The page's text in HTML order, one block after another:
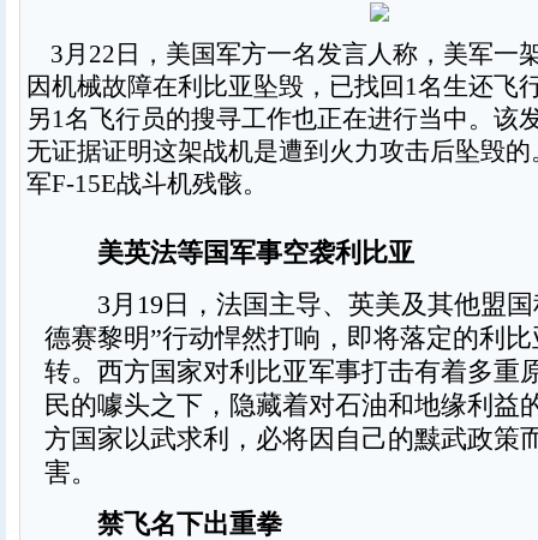
3月22日，美国军方一名发言人称，美军一
因机械故障在利比亚坠毁，已找回1名生还飞
另1名飞行员的搜寻工作也正在进行当中。该
无证据证明这架战机是遭到火力攻击后坠毁
军F-15E战斗机残骸。
美英法等国军事空袭利比亚
3月19日，法国主导、英美及其他盟国
德赛黎明”行动悍然打响，即将落定的利
转。西方国家对利比亚军事打击有着多重
民的噱头之下，隐藏着对石油和地缘利益
方国家以武求利，必将因自己的黩武政策
害。
禁飞名下出重拳